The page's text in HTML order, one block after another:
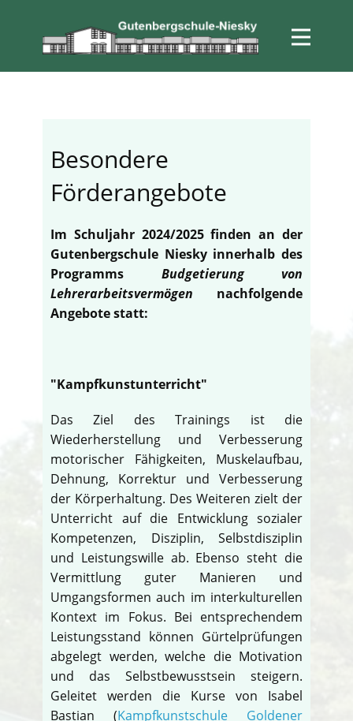
Besondere
Förderangebote
Im Schuljahr 2024/2025 finden an der
Gutenbergschule Niesky innerhalb des
Programms Budgetierung von
Lehrerarbeitsvermögen nachfolgende
Angebote statt:
"Kampfkunstunterricht"
Das Ziel des Trainings ist die
Wiederherstellung und Verbesserung
motorischer Fähigkeiten, Muskelaufbau,
Dehnung, Korrektur und Verbesserung
der Körperhaltung. Des Weiteren zielt der
Unterricht auf die Entwicklung sozialer
Kompetenzen, Disziplin, Selbstdisziplin
und Leistungswille ab. Ebenso steht die
Vermittlung guter Manieren und
Umgangsformen auch im interkulturellen
Kontext im Fokus. Bei entsprechendem
Leistungsstand können Gürtelprüfungen
abgelegt werden, welche die Motivation
und das Selbstbewusstsein steigern.
Geleitet werden die Kurse von Isabel
Bastian (Kampfkunstschule Goldener